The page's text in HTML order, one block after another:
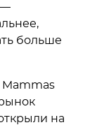
—
больше
на